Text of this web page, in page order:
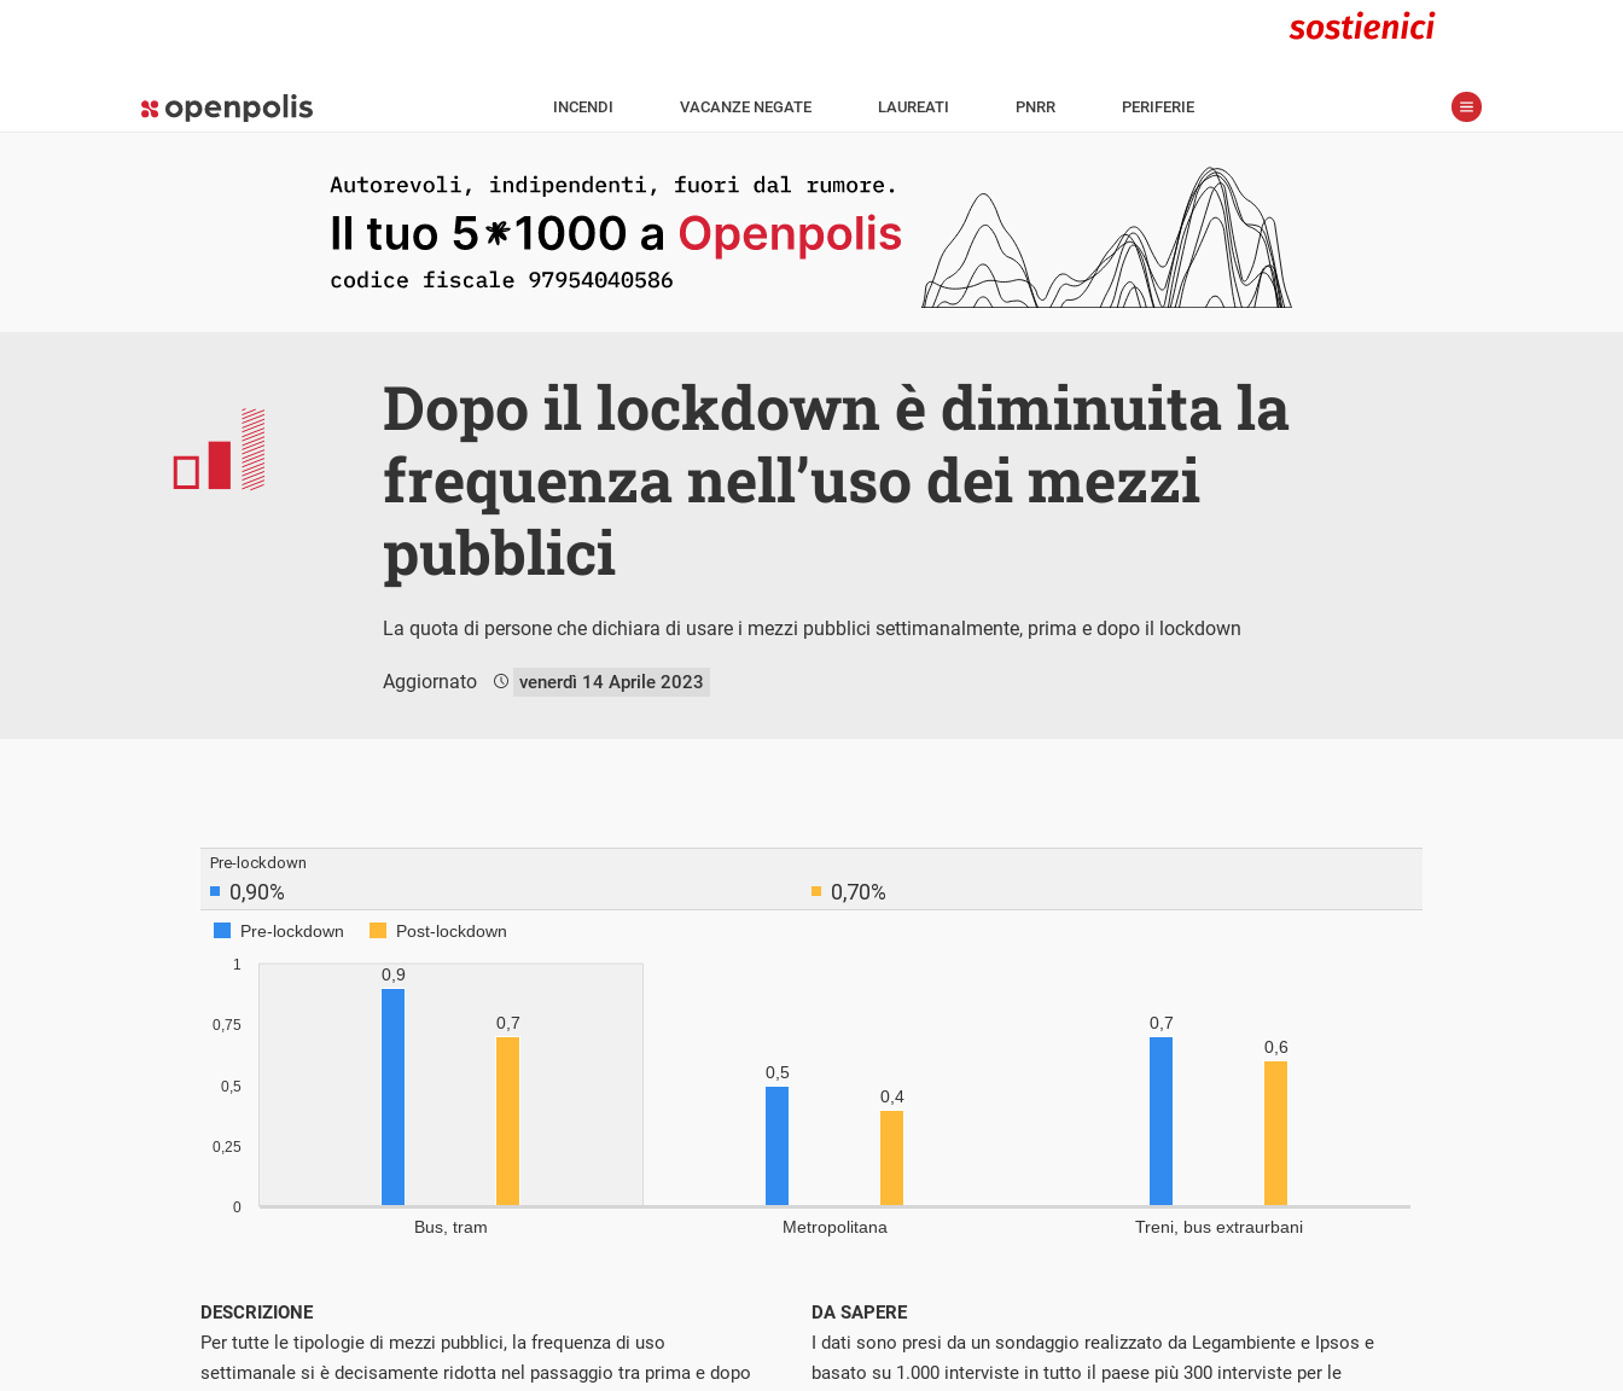
INCENDI VACANZE NEGATE LAUREATI PNRR PERIFERIE
Dopo il lockdown è diminuita la
frequenza nell’uso dei mezzi
pubblici
La quota di persone che dichiara di usare i mezzi pubblici settimanalmente, prima e dopo il lockdown
Aggiornato venerdì 14 Aprile 2023
DESCRIZIONE
Per tutte le tipologie di mezzi pubblici, la frequenza di uso
settimanale si è decisamente ridotta nel passaggio tra prima e dopo
DA SAPERE
I dati sono presi da un sondaggio realizzato da Legambiente e Ipsos e
basato su 1.000 interviste in tutto il paese più 300 interviste per le